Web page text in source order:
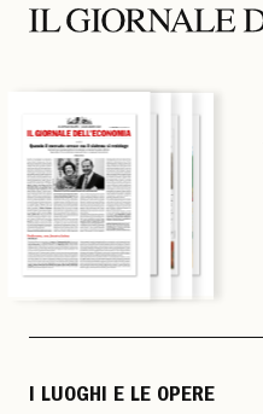
I LUOGHI E LE OPERE